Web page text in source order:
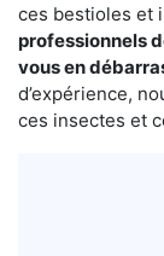
ces bestioles et
professionnels
vous en
d’expérience,
ces insectes et